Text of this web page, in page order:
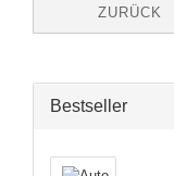
ZURÜCK
Bestseller